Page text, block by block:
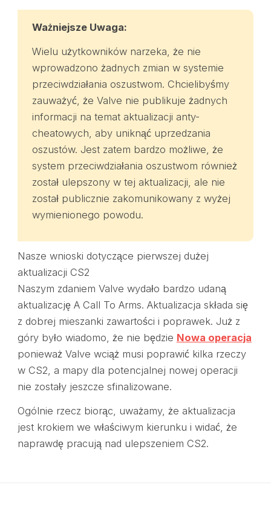
Ważniejsze Uwaga:
Wielu użytkowników narzeka, że nie
wprowadzono żadnych zmian w systemie
przeciwdziałania oszustwom. Chcielibyśmy
zauważyć, że Valve nie publikuje żadnych
informacji na temat aktualizacji anty-
cheatowych, aby uniknąć uprzedzania
oszustów. Jest zatem bardzo możliwe, że
system przeciwdziałania oszustwom również
został ulepszony w tej aktualizacji, ale nie
został publicznie zakomunikowany z wyżej
wymienionego powodu.
Nasze wnioski dotyczące pierwszej dużej
aktualizacji CS2
Naszym zdaniem Valve wydało bardzo udaną
aktualizację A Call To Arms. Aktualizacja składa się
z dobrej mieszanki zawartości i poprawek. Już z
góry było wiadomo, że nie będzie Nowa operacja
ponieważ Valve wciąż musi poprawić kilka rzeczy
w CS2, a mapy dla potencjalnej nowej operacji
nie zostały jeszcze sfinalizowane.
Ogólnie rzecz biorąc, uważamy, że aktualizacja
jest krokiem we właściwym kierunku i widać, że
naprawdę pracują nad ulepszeniem CS2.